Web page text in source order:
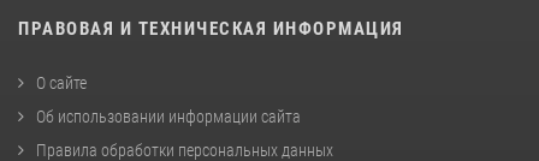
ПРАВОВАЯ И ТЕХНИЧЕСКАЯ ИНФОРМАЦИЯ
О сайте
Об использовании информации сайта
Правила обработки персональных данных